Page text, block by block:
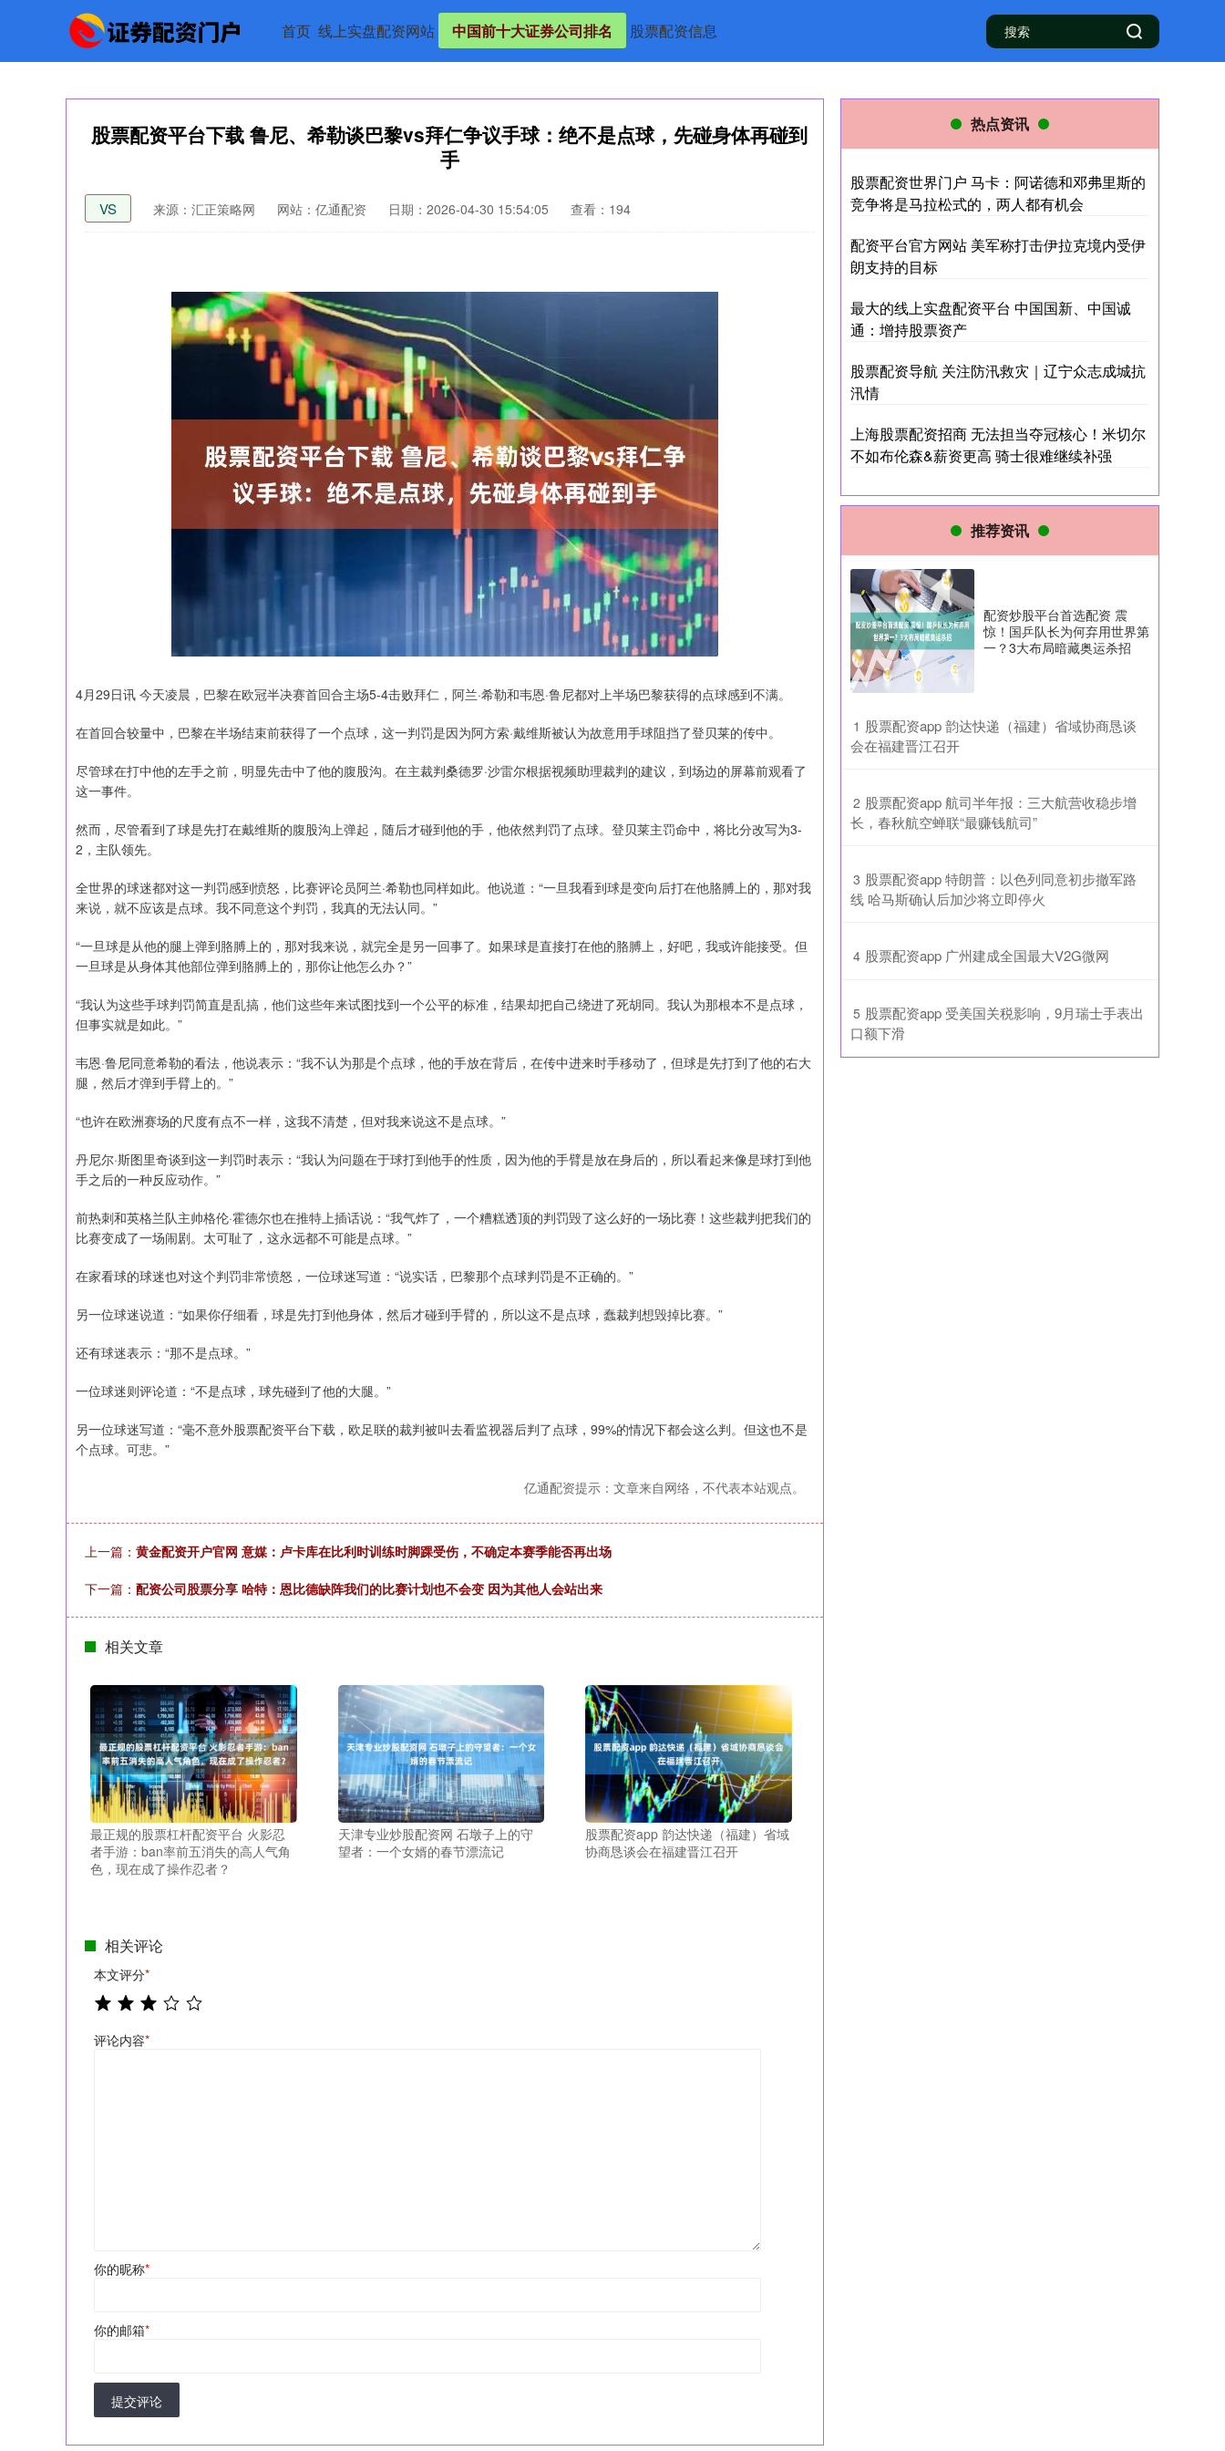
首页 线上实盘配资网站 中国前十大证券公司排名 股票配资信息
股票配资平台下载 鲁尼、希勒谈巴黎vs拜仁争议手球：绝不是点球，先碰身体再碰到
手
VS 来源：汇正策略网 网站：亿通配资 日期：2026-04-30 15:54:05 查看：194
4月29日讯 今天凌晨，巴黎在欧冠半决赛首回合主场5-4击败拜仁，阿兰·希勒和韦恩·鲁尼都对上半场巴黎获得的点球感到不满。
在首回合较量中，巴黎在半场结束前获得了一个点球，这一判罚是因为阿方索·戴维斯被认为故意用手球阻挡了登贝莱的传中。
尽管球在打中他的左手之前，明显先击中了他的腹股沟。在主裁判桑德罗·沙雷尔根据视频助理裁判的建议，到场边的屏幕前观看了
这一事件。
然而，尽管看到了球是先打在戴维斯的腹股沟上弹起，随后才碰到他的手，他依然判罚了点球。登贝莱主罚命中，将比分改写为3-
2，主队领先。
全世界的球迷都对这一判罚感到愤怒，比赛评论员阿兰·希勒也同样如此。他说道：“一旦我看到球是变向后打在他胳膊上的，那对我
来说，就不应该是点球。我不同意这个判罚，我真的无法认同。”
“一旦球是从他的腿上弹到胳膊上的，那对我来说，就完全是另一回事了。如果球是直接打在他的胳膊上，好吧，我或许能接受。但
一旦球是从身体其他部位弹到胳膊上的，那你让他怎么办？”
“我认为这些手球判罚简直是乱搞，他们这些年来试图找到一个公平的标准，结果却把自己绕进了死胡同。我认为那根本不是点球，
但事实就是如此。”
韦恩·鲁尼同意希勒的看法，他说表示：“我不认为那是个点球，他的手放在背后，在传中进来时手移动了，但球是先打到了他的右大
腿，然后才弹到手臂上的。”
“也许在欧洲赛场的尺度有点不一样，这我不清楚，但对我来说这不是点球。”
丹尼尔·斯图里奇谈到这一判罚时表示：“我认为问题在于球打到他手的性质，因为他的手臂是放在身后的，所以看起来像是球打到他
手之后的一种反应动作。”
前热刺和英格兰队主帅格伦·霍德尔也在推特上插话说：“我气炸了，一个糟糕透顶的判罚毁了这么好的一场比赛！这些裁判把我们的
比赛变成了一场闹剧。太可耻了，这永远都不可能是点球。”
在家看球的球迷也对这个判罚非常愤怒，一位球迷写道：“说实话，巴黎那个点球判罚是不正确的。”
另一位球迷说道：“如果你仔细看，球是先打到他身体，然后才碰到手臂的，所以这不是点球，蠢裁判想毁掉比赛。”
还有球迷表示：“那不是点球。”
一位球迷则评论道：“不是点球，球先碰到了他的大腿。”
另一位球迷写道：“毫不意外股票配资平台下载，欧足联的裁判被叫去看监视器后判了点球，99%的情况下都会这么判。但这也不是
个点球。可悲。”
亿通配资提示：文章来自网络，不代表本站观点。
上一篇： 黄金配资开户官网 意媒：卢卡库在比利时训练时脚踝受伤，不确定本赛季能否再出场
下一篇： 配资公司股票分享 哈特：恩比德缺阵我们的比赛计划也不会变 因为其他人会站出来
相关文章
最正规的股票杠杆配资平台 火影忍
者手游：ban率前五消失的高人气角
色，现在成了操作忍者？
天津专业炒股配资网 石墩子上的守
望者：一个女婿的春节漂流记
股票配资app 韵达快递（福建）省域
协商恳谈会在福建晋江召开
相关评论
本文评分*
评论内容*
你的昵称*
你的邮箱*
提交评论
热点资讯
股票配资世界门户 马卡：阿诺德和邓弗里斯的
竞争将是马拉松式的，两人都有机会
配资平台官方网站 美军称打击伊拉克境内受伊
朗支持的目标
最大的线上实盘配资平台 中国国新、中国诚
通：增持股票资产
股票配资导航 关注防汛救灾｜辽宁众志成城抗
汛情
上海股票配资招商 无法担当夺冠核心！米切尔
不如布伦森&薪资更高 骑士很难继续补强
推荐资讯
配资炒股平台首选配资 震
惊！国乒队长为何弃用世界第
一？3大布局暗藏奥运杀招
1 ​股票配资app 韵达快递（福建）省域协商恳谈
会在福建晋江召开
2 ​股票配资app 航司半年报：三大航营收稳步增
长，春秋航空蝉联“最赚钱航司”
3 ​股票配资app 特朗普：以色列同意初步撤军路
线 哈马斯确认后加沙将立即停火
4 ​股票配资app 广州建成全国最大V2G微网
5 ​股票配资app 受美国关税影响，9月瑞士手表出
口额下滑